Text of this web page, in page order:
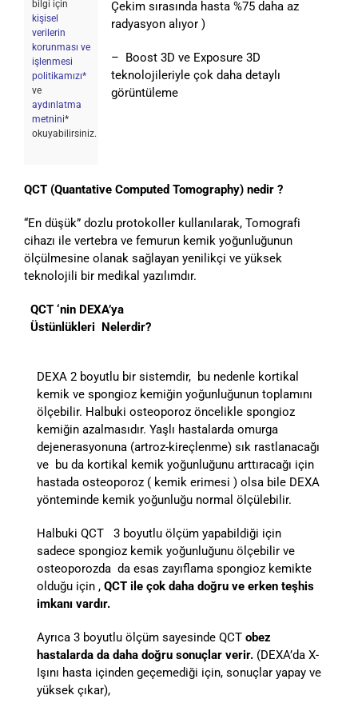
bilgi için
kişisel
verilerin
korunması ve
işlenmesi
politikamızı*
ve
aydınlatma
metnini*
okuyabilirsiniz.
Çekim sırasında hasta %75 daha az
radyasyon alıyor )
– Boost 3D ve Exposure 3D
teknolojileriyle çok daha detaylı
görüntüleme
QCT (Quantative Computed Tomography) nedir ?
“En düşük” dozlu protokoller kullanılarak, Tomografi
cihazı ile vertebra ve femurun kemik yoğunluğunun
ölçülmesine olanak sağlayan yenilikçi ve yüksek
teknolojili bir medikal yazılımdır.
QCT ‘nin DEXA’ya
Üstünlükleri Nelerdir?
DEXA 2 boyutlu bir sistemdir, bu nedenle kortikal
kemik ve spongioz kemiğin yoğunluğunun toplamını
ölçebilir. Halbuki osteoporoz öncelikle spongioz
kemiğin azalmasıdır. Yaşlı hastalarda omurga
dejenerasyonuna (artroz-kireçlenme) sık rastlanacağı
ve bu da kortikal kemik yoğunluğunu arttıracağı için
hastada osteoporoz ( kemik erimesi ) olsa bile DEXA
yönteminde kemik yoğunluğu normal ölçülebilir.
Halbuki QCT 3 boyutlu ölçüm yapabildiği için
sadece spongioz kemik yoğunluğunu ölçebilir ve
osteoporozda da esas zayıflama spongioz kemikte
olduğu için , QCT ile çok daha doğru ve erken teşhis
imkanı vardır.
Ayrıca 3 boyutlu ölçüm sayesinde QCT obez
hastalarda da daha doğru sonuçlar verir.(DEXA’da X-
Işını hasta içinden geçemediği için, sonuçlar yapay ve
yüksek çıkar),